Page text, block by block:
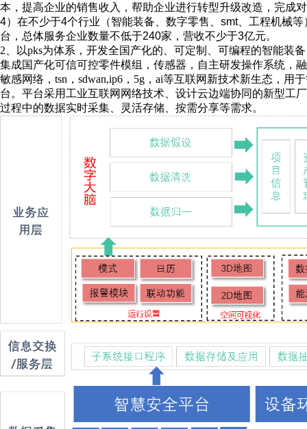
本，提高企业的销售收入，帮助企业进行转型升级改造，完成
4）在不少于4个行业（智能装备、数字零售、 smt、工程机械等
台，总体服务企业数量不低于240家，营收不少于3亿元。
2 、以pks为体系，开发全国产化的、可定制、可编程的智能装
集成国产化可信可控零件模组，传感器，自主研发操作系统，
敏感网络， tsn ， sdwan,ip6 ， 5g ， ai等互联网新技术新生态，用
台。平台采用工业互联网网络技术、设计云边端协同的新型工
过程中的数据实时采集、灵活存储、按需分享等需求。